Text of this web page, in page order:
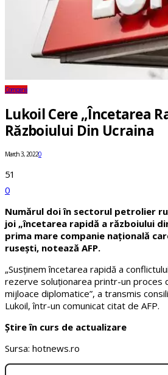
Companii
Lukoil Cere „încetarea
Războiului Din Ucraina
March 3, 20220
51
0
​Numărul doi în sectorul petrolier
joi „încetarea rapidă a războiului
prima mare companie națională
rusești, notează AFP.
„Susținem încetarea rapidă a
rezerve soluționarea printr-un proces
mijloace diplomatice”, a transmis
Lukoil, într-un comunicat citat de AFP.
Știre în curs de actualizare
Sursa: hotnews.ro